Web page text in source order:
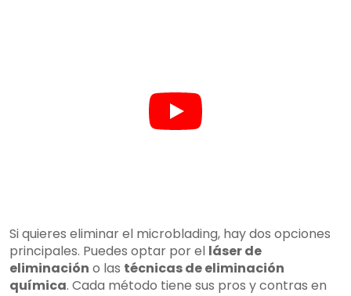
Si quieres eliminar el microblading, hay dos opciones
principales. Puedes optar por el láser de
eliminación o las técnicas de eliminación
química. Cada método tiene sus pros y contras en